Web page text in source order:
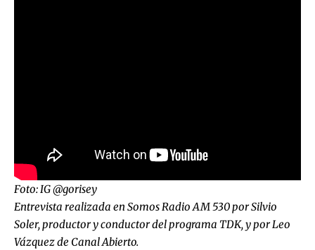
Foto: IG @gorisey
Entrevista realizada en Somos Radio AM 530 por Silvio
Soler, productor y conductor del programa TDK, y por Leo
Vázquez de Canal Abierto.